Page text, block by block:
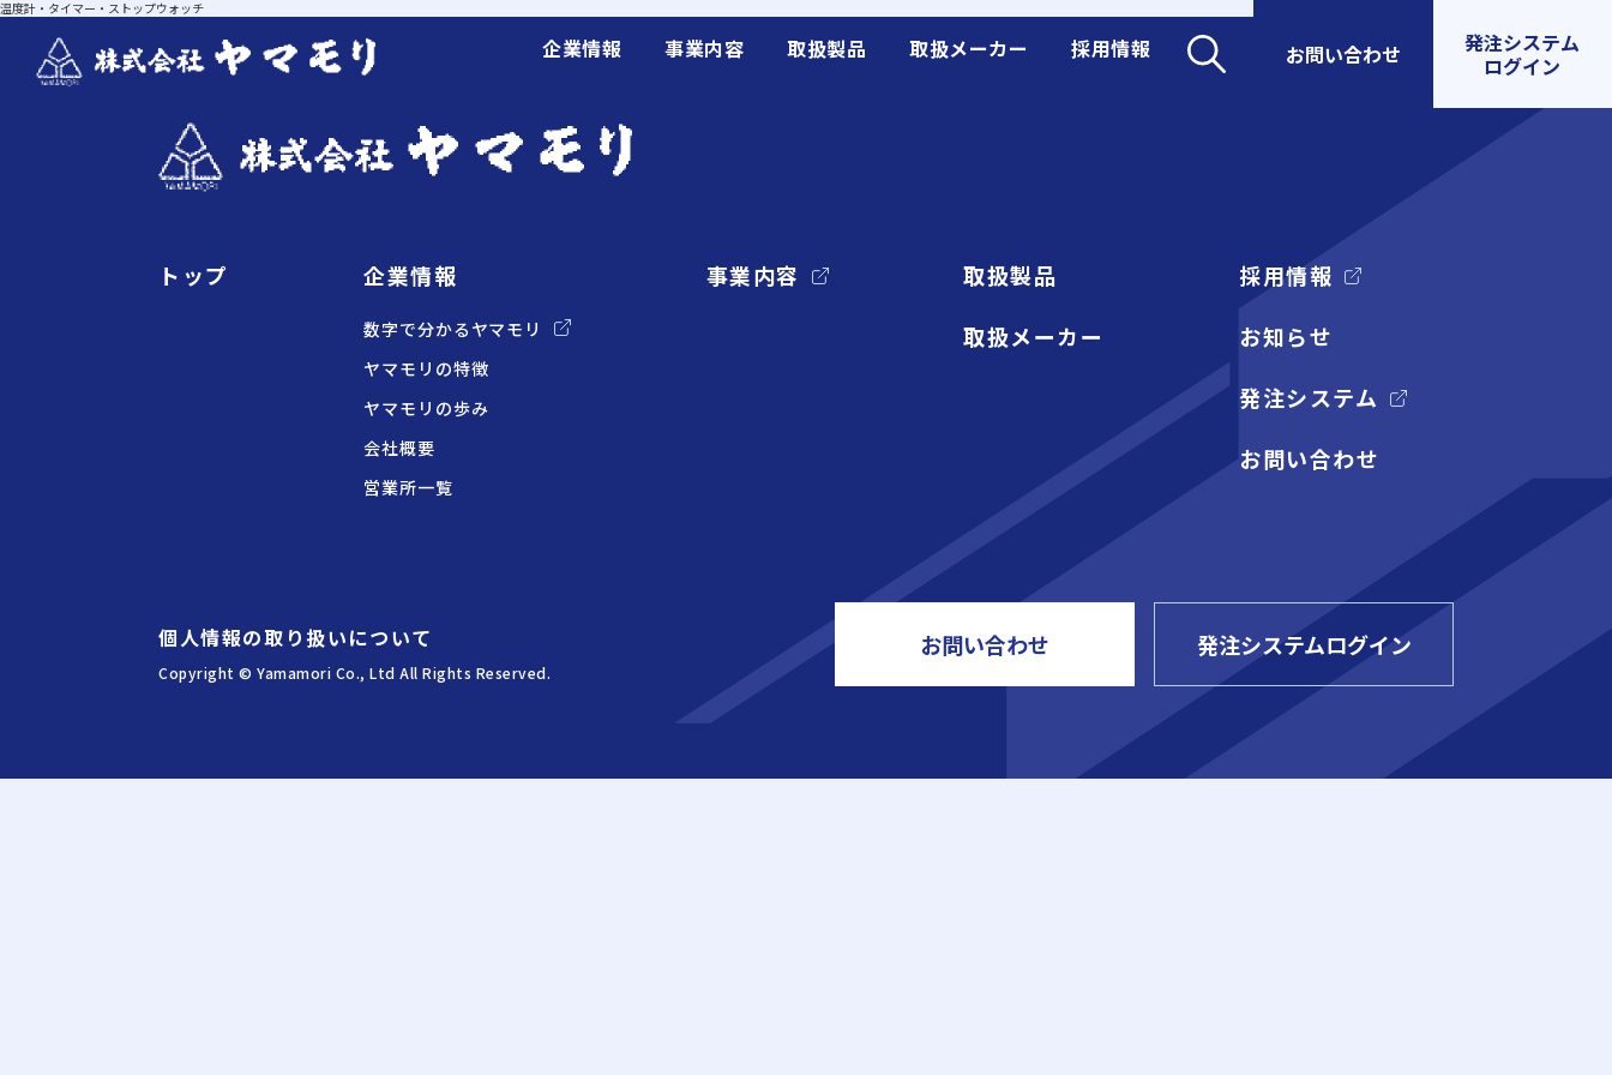
企業情報 事業内容 取扱製品 取扱メーカー 採用情報 お問い合わせ
発注システム
ログイン
温度計・タイマー・ストップウォッチ
トップ 企業情報
数字で分かるヤマモリ
ヤマモリの特徴
ヤマモリの歩み
会社概要
営業所一覧
事業内容
取扱製品
取扱メーカー
採用情報
お知らせ
発注システム
お問い合わせ
個人情報の取り扱いについて
Copyright © Yamamori Co., Ltd All Rights Reserved.
お問い合わせ 発注システムログイン